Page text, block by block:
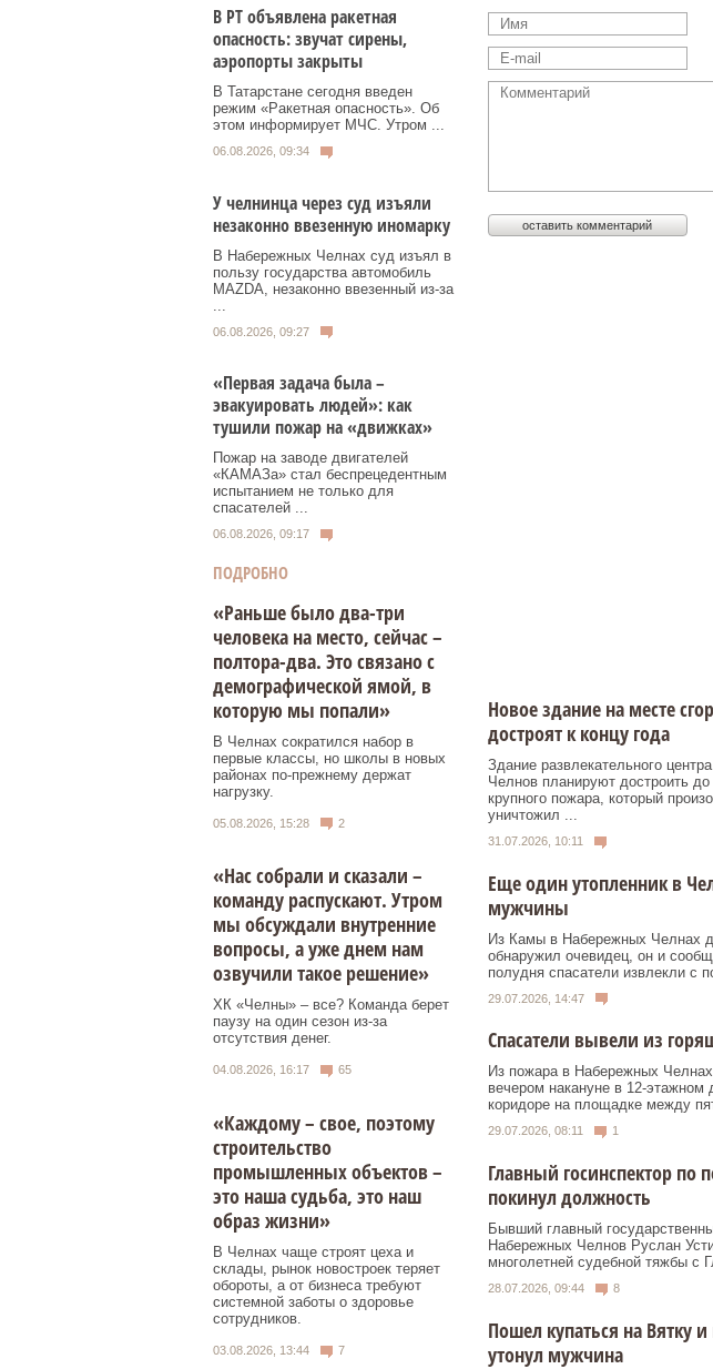
В РТ объявлена ракетная
опасность: звучат сирены,
аэропорты закрыты
В Татарстане сегодня введен
режим «Ракетная опасность». Об
этом информирует МЧС. Утром ...
06.08.2026, 09:34
У челнинца через суд изъяли
незаконно ввезенную иномарку
В Набережных Челнах суд изъял в
пользу государства автомобиль
MAZDA, незаконно ввезенный из‑за
06.08.2026, 09:27
«Первая задача была –
эвакуировать людей»: как
тушили пожар на «движках»
Пожар на заводе двигателей
«КАМАЗа» стал беспрецедентным
испытанием не только для
спасателей ...
06.08.2026, 09:17
ПОДРОБНО
«Раньше было два-три
человека на место, сейчас –
полтора-два. Это связано с
демографической ямой, в
которую мы попали»
В Челнах сократился набор в
первые классы, но школы в новых
районах по-прежнему держат
нагрузку.
05.08.2026, 15:28 2
«Нас собрали и сказали –
команду распускают. Утром
мы обсуждали внутренние
вопросы, а уже днем нам
озвучили такое решение»
ХК «Челны» – все? Команда берет
паузу на один сезон из-за
отсутствия денег.
04.08.2026, 16:17 65
«Каждому – свое, поэтому
строительство
промышленных объектов –
это наша судьба, это наш
образ жизни»
В Челнах чаще строят цеха и
склады, рынок новостроек теряет
обороты, а от бизнеса требуют
системной заботы о здоровье
сотрудников.
03.08.2026, 13:44 7
Новое здание на месте
достроят к концу года
Здание развлекательного
Челнов планируют достроить
крупного пожара, который
уничтожил ...
31.07.2026, 10:11
Еще один утопленник в
мужчины
Из Камы в Набережных Челнах
обнаружил очевидец, он и
полудня спасатели извлекли с
29.07.2026, 14:47
Спасатели вывели из
Из пожара в Набережных
вечером накануне в 12-
коридоре на площадке между
29.07.2026, 08:11 1
Главный госинспектор по
покинул должность
Бывший главный
Набережных Челнов Руслан
многолетней судебной тяжбы
28.07.2026, 09:44 8
Пошел купаться на Вятку
утонул мужчина